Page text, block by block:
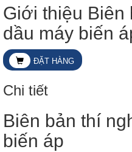
Giới thiệu Biên
dầu máy biến
ĐẶT HÀNG
Chi tiết
Biên bản thí
biến áp